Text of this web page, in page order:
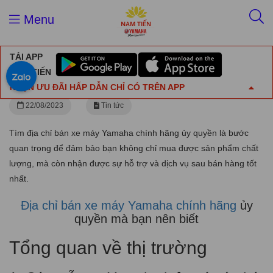
Menu
TẢI APP
NAM TIẾN
NHẬN ƯU ĐÃI HẤP DẪN CHỈ CÓ TRÊN APP
Địa chỉ bán xe máy Yamaha chính hãng ủy quyền
Địa chỉ bán xe máy Yamaha chính hãng ủy
quyền
22/08/2023 Tin tức
Tìm địa chỉ bán xe máy Yamaha chính hãng ủy quyền là bước
quan trọng để đảm bảo bạn không chỉ mua được sản phẩm chất
lượng, mà còn nhận được sự hỗ trợ và dịch vụ sau bán hàng tốt
nhất.
Địa chỉ bán xe máy Yamaha chính hãng ủy
quyền mà bạn nên biết
Tổng quan về thị trường